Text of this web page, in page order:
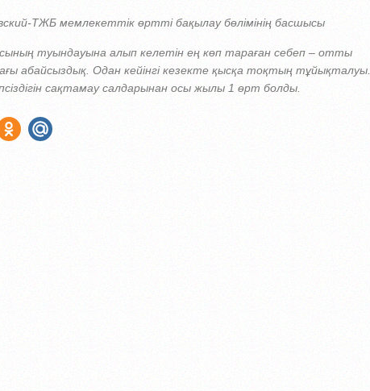
ТЖБ мемлекеттік өртті бақылау бөлімінің басшысы
туындауына алып келетін ең көп тараған себеп – отты
абайсыздық. Одан кейінгі кезекте қысқа тоқтың тұйықталуы.
сақтамау салдарынан осы жылы 1 өрт болды.